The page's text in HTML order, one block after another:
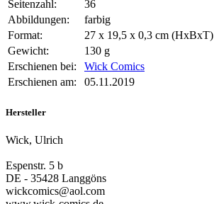
Seitenzahl:
36
Abbildungen:
farbig
Format:
27 x 19,5 x 0,3 cm (HxBxT)
Gewicht:
130 g
Erschienen bei:
Wick Comics
Erschienen am:
05.11.2019
Hersteller
Wick, Ulrich
Espenstr. 5 b
DE - 35428 Langgöns
wickcomics@aol.com